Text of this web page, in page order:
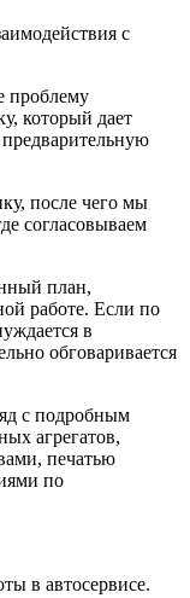
с
проблему
который дает
после чего мы
согласовываем
план,
работе. Если по
в
обговаривается
с подробным
агрегатов,
печатью
по
в автосервисе.